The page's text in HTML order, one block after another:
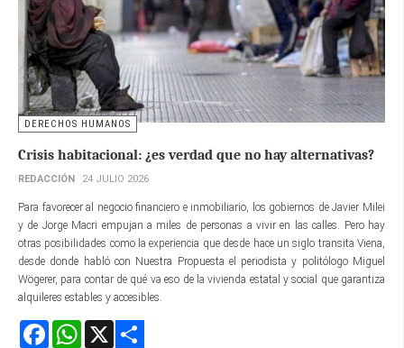
DERECHOS HUMANOS
Crisis habitacional: ¿es verdad que no hay alternativas?
REDACCIÓN 24 JULIO 2026
Para favorecer al negocio financiero e inmobiliario, los gobiernos de Javier Milei
y de Jorge Macri empujan a miles de personas a vivir en las calles. Pero hay
otras posibilidades como la experiencia que desde hace un siglo transita Viena,
desde donde habló con Nuestra Propuesta el periodista y politólogo Miguel
Wögerer, para contar de qué va eso de la vivienda estatal y social que garantiza
alquileres estables y accesibles.
FacebookWhatsApp